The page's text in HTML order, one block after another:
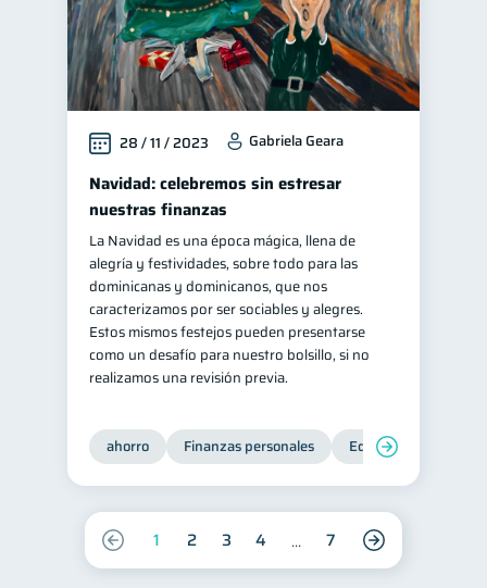
28 / 11 / 2023 Gabriela Geara
Navidad: celebremos sin estresar
nuestras finanzas
La Navidad es una época mágica, llena de
alegría y festividades, sobre todo para las
dominicanas y dominicanos, que nos
caracterizamos por ser sociables y alegres.
Estos mismos festejos pueden presentarse
como un desafío para nuestro bolsillo, si no
realizamos una revisión previa.
ahorro Finanzas personales Educación financiera
1 2 3 4 7